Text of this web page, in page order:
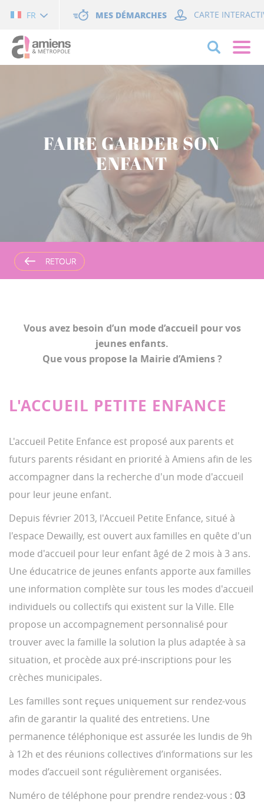
FR MES DÉMARCHES CARTE
FAIRE GARDER SON
ENFANT
RETOUR
RETOUR
Vous avez besoin d’un mode d’accueil pour vos
jeunes enfants.
Que vous propose la Mairie d’Amiens ?
L'ACCUEIL PETITE ENFANCE
L'accueil Petite Enfance est proposé aux parents et
futurs parents résidant en priorité à Amiens afin de les
accompagner dans la recherche d'un mode d'accueil
pour leur jeune enfant.
Depuis février 2013, l'Accueil Petite Enfance, situé à
l'espace Dewailly, est ouvert aux familles en quête d'un
mode d'accueil pour leur enfant âgé de 2 mois à 3 ans.
Une éducatrice de jeunes enfants apporte aux familles
une information complète sur tous les modes d'accueil
individuels ou collectifs qui existent sur la Ville. Elle
propose un accompagnement personnalisé pour
trouver avec la famille la solution la plus adaptée à sa
situation, et procède aux pré-inscriptions pour les
crèches municipales.
Les familles sont reçues uniquement sur rendez-vous
afin de garantir la qualité des entretiens. Une
permanence téléphonique est assurée les lundis de 9h
à 12h et des réunions collectives d’informations sur les
modes d’accueil sont régulièrement organisées.
Numéro de téléphone pour prendre rendez-vous : 03